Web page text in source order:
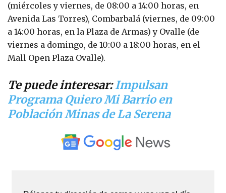
(miércoles y viernes, de 08:00 a 14:00 horas, en
Avenida Las Torres), Combarbalá (viernes, de 09:00
a 14:00 horas, en la Plaza de Armas) y Ovalle (de
viernes a domingo, de 10:00 a 18:00 horas, en el
Mall Open Plaza Ovalle).
Te puede interesar:Impulsan
Programa Quiero Mi Barrio en
Población Minas de La Serena